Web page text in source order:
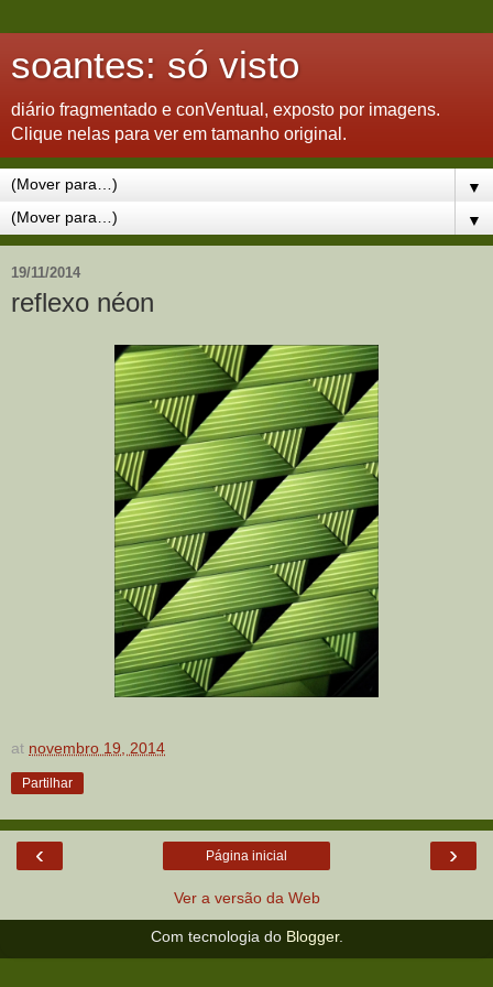
soantes: só visto
diário fragmentado e conVentual, exposto por imagens.
Clique nelas para ver em tamanho original.
▼
▼
19/11/2014
reflexo néon
at novembro 19, 2014
Partilhar
‹ ›
Página inicial
Ver a versão da Web
Com tecnologia do Blogger.